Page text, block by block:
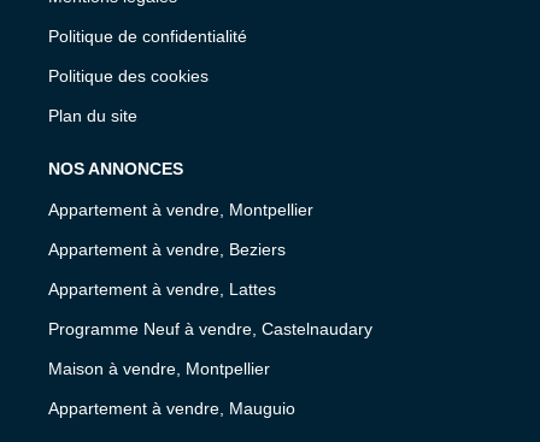
Politique de confidentialité
Politique des cookies
Plan du site
NOS ANNONCES
Appartement à vendre, Montpellier
Appartement à vendre, Beziers
Appartement à vendre, Lattes
Programme Neuf à vendre, Castelnaudary
Maison à vendre, Montpellier
Appartement à vendre, Mauguio